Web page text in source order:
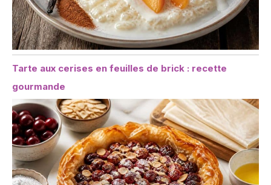
Tarte aux cerises en feuilles de brick : recette
gourmande